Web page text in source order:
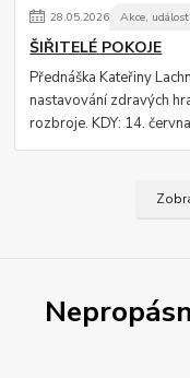
28.05.2026 Akce, události
ŠIŘITELÉ POKOJE
Přednáška Kateřiny
nastavování zdravých
rozbroje. KDY: 14.